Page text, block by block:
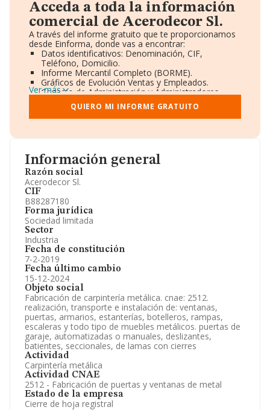
Información general
Razón social
Acerodecor Sl.
CIF
B88287180
Forma jurídica
Sociedad limitada
Sector
Industria
Fecha de constitución
7-2-2019
Fecha último cambio
15-12-2024
Objeto social
Fabricación de carpintería metálica. cnae: 2512.
realización, transporte e instalación de: ventanas,
puertas, armarios, estanterías, botelleros, rampas,
escaleras y todo tipo de muebles metálicos. puertas de
garaje, automatizadas o manuales, deslizantes,
batientes, seccionales, de lamas con cierres
Actividad
Carpintería metálica
Actividad CNAE
2512 - Fabricación de puertas y ventanas de metal
Estado de la empresa
Cierre de hoja registral
Acceda a toda la información
comercial de Acerodecor Sl.
A través del informe gratuito que te proporcionamos
desde Einforma, donde vas a encontrar:
Datos identificativos: Denominación, CIF,
Teléfono, Domicilio.
Informe Mercantil Completo (BORME).
Gráficos de Evolución Ventas y Empleados.
Consejo de Administración y Administradores.
Directivos y Ejecutivos.
Accionistas.
Participaciones y Vinculaciones en otras empresas.
Información oficial y registral complementaria.
Ver más
QUIERO MI INFORME GRATUITO